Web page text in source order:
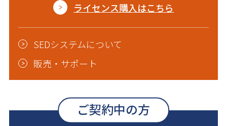
ライセンス購入はこちら
SEDシステムについて
販売・サポート
ご契約中の方